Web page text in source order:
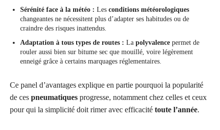
Sérénité face à la météo : Les conditions météorologiques
changeantes ne nécessitent plus d’adapter ses habitudes ou de
craindre des risques inattendus.
Adaptation à tous types de routes : La polyvalence permet de
rouler aussi bien sur bitume sec que mouillé, voire légèrement
enneigé grâce à certains marquages réglementaires.
Ce panel d’avantages explique en partie pourquoi la popularité
de ces pneumatiques progresse, notamment chez celles et ceux
pour qui la simplicité doit rimer avec efficacité toute l’année.